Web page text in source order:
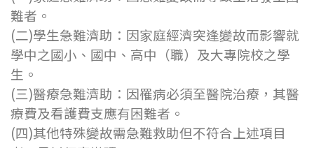
難者。
(二)學生急難濟助：因家庭經濟突逢變故而影響就
學中之國小、國中、高中（職）及大專院校之學
生。
(三)醫療急難濟助：因罹病必須至醫院治療，其醫
療費及看護費支應有困難者。
(四)其他特殊變故需急難救助但不符合上述項目